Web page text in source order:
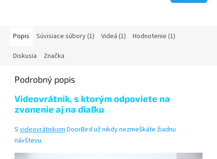
Popis Súvisiace súbory (1) Videá (1) Hodnotenie (1)
Diskusia Značka
Podrobný popis
Videovrátnik, s ktorým odpoviete na
zvonenie aj na diaľku
S videovrátnikomDoorBird už nikdy nezmeškáte žiadnu
návštevu.